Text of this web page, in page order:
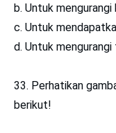
b. Untuk
c. Untuk
d. Untuk
33. Perhatikan
berikut!